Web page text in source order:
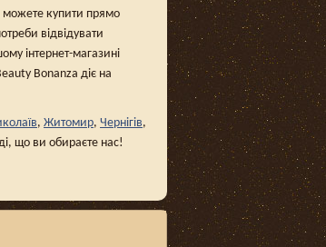
можете купити прямо
відвідувати
інтернет-магазині
Bonanza діє на
, Житомир, Чернігів,
що ви обираєте нас!